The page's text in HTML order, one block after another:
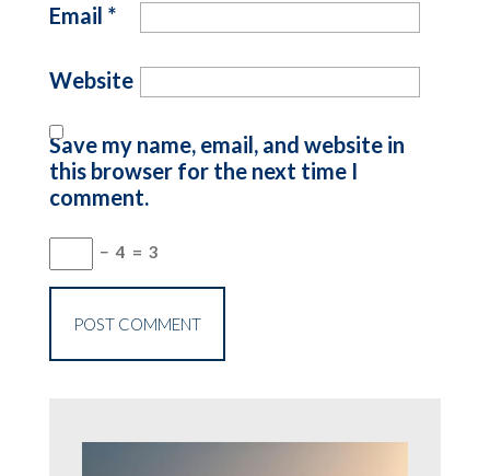
Email *
Website
Save my name, email, and website in
this browser for the next time I
comment.
− 4 = 3